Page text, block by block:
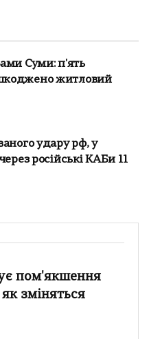
Суми: п'ять
житловий
удару рф, у
російські КАБи 11
пом'якшення
зміняться